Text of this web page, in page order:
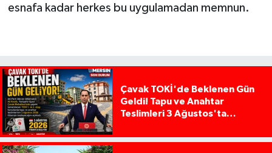
esnafa kadar herkes bu uygulamadan memnun.
Çavak TOKİ'de Beklenen Gün
Geldi! Tapu ve Anahtar
Teslimleri 3 Ağustos'ta